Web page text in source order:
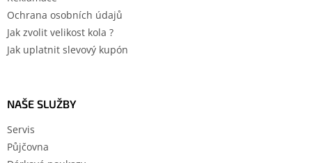
Ochrana osobních údajů
Jak zvolit velikost kola ?
Jak uplatnit slevový kupón
NAŠE SLUŽBY
Servis
Půjčovna